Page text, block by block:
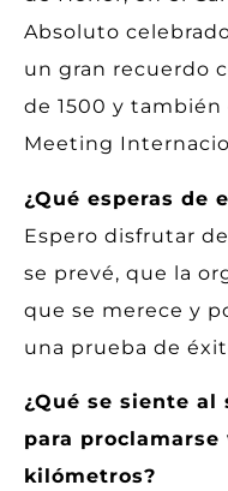
Absoluto
un gran recuerdo
de 1500 y
Meeting
¿Qué esperas de
Espero disfrutar
se prevé, que la
que se merece y
una prueba de
¿Qué se siente
para proclamarse
kilómetros?